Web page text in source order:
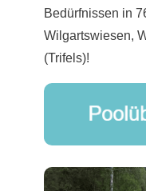
Bedürfnissen in
Wilgartswiesen,
(Trifels)!